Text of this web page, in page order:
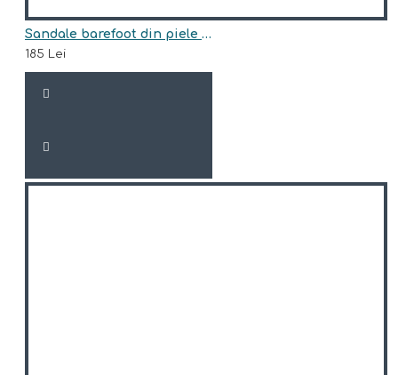
Sandale barefoot din piele naturala model ADOMAS
185 Lei